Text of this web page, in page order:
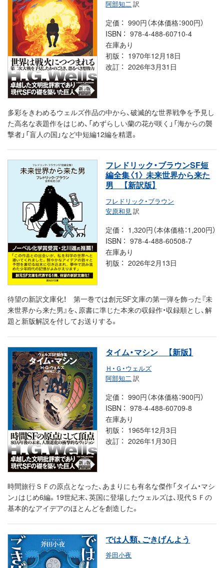
阿部知二訳
定価
990円（本体価格：900円）
ISBN
978-4-488-60710-4
在庫あり
初版
1970年12月18日
改訂
2026年3月31日
多彩をきわめるウェルズ作品の中から、破滅的な世界戦争を予見し
た高名な表題作をはじめ、「めずらしい蘭の花が咲く」「海からの襲
撃者」「盲人の国」など中短編12編を精選。
フレドリック・ブラウンSF短
編全集〈1〉 未来世界から来た
男
【新訳版】
フレドリック・ブラウン
安原和見 訳
定価
1,320円（本体価格：1,200円）
ISBN
978-4-488-60508-7
在庫あり
初版
2026年2月13日
待望の新訳文庫化！ 第一巻では創元SF文庫の第一弾を飾った『未
来世界から来た男』を、原書に準じた本来の収録作・収録順とし、解
題と新版解説を付してお送りする。
タイム・マシン 【新版】
Ｈ・Ｇ・ウェルズ
阿部知二 訳
定価
990円（本体価格：900円）
ISBN
978-4-488-60709-8
在庫あり
初版
1965年12月3日
改訂
2026年1月30日
時間旅行ＳＦの原点となった、あまりにも有名な傑作「タイム・マシ
ン」はじめ6編。19世紀末、英国に登場したウェルズは、現代ＳＦの
基本的なアイデアのほとんどを創造した。
では人類、ごきげんよう
斧田小夜